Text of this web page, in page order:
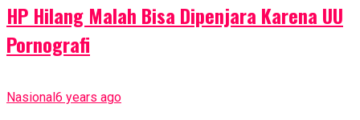
HP Hilang Malah Bisa Dipenjara Karena UU
Pornografi
Nasional 6 years ago